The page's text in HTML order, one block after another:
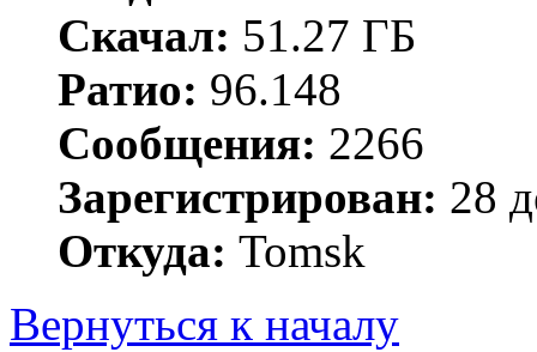
Скачал: 51.27 ГБ
Ратио: 96.148
Сообщения: 2266
Зарегистрирован: 28
Откуда: Tomsk
Вернуться к началу